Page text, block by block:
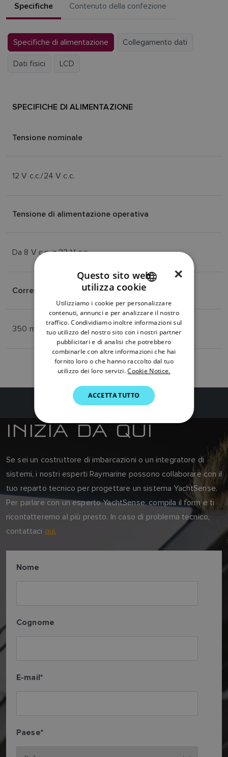
Specifiche Contenuto della confezione
Specifiche di alimentazione Collegamento dati
Dati fisici LCD
SPECIFICHE DI ALIMENTAZIONE
Tensione nominale
12 V c.c./24 V c.c.
Tensione di alimentazione operativa
Da 8 V c.c. a 32 V c.c.
Corrente assorbita dal modulo
350 mA
INIZIA DA QUI
Se sei un costruttore di imbarcazioni o un integratore di
sistemi, i nostri esperti Raymarine possono collaborare con il
tuo reparto tecnico per progettare un sistema YachtSense.
Per parlare con un esperto YachtSense, compila il form e ti
ricontatteremo al più presto. In caso di problema tecnico,
contattaci qui.
Nome
Cognome
E-mail*
Paese*
ENGLISH
FRENCH
DANISH
ITALIAN
SWEDISH
DUTCH
×
Questo sito web
utilizza cookie
Utilizziamo i cookie per personalizzare
contenuti, annunci e per analizzare il nostro
traffico. Condividiamo inoltre informazioni sul
tuo utilizzo del nostro sito con i nostri partner
pubblicitari e di analisi che potrebbero
combinarle con altre informazioni che hai
fornito loro o che hanno raccolto dal tuo
utilizzo dei loro servizi. Cookie Notice.
ACCETTA TUTTO